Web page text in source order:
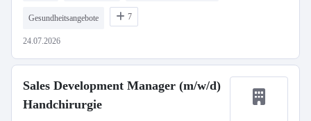
Gesundheitsangebote 7
24.07.2026
Sales Development Manager (m/w/d)
Handchirurgie